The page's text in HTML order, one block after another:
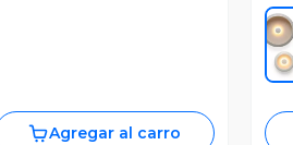
Agregar al carro